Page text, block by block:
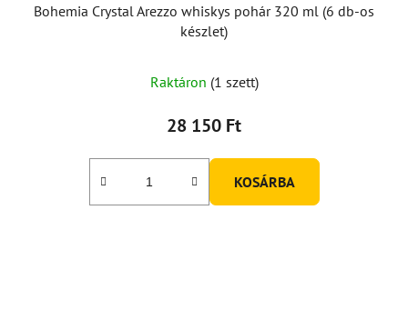
Bohemia Crystal Arezzo whiskys pohár 320 ml (6 db-os
készlet)
Raktáron (1 szett)
28 150 Ft
KOSÁRBA